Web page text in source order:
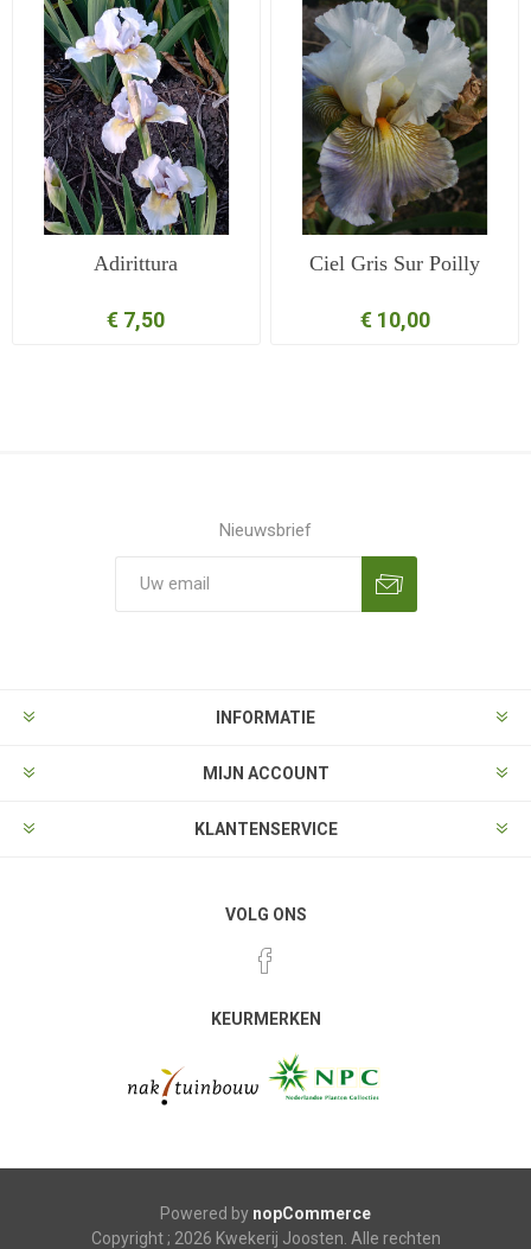
Adirittura
€ 7,50
Ciel Gris Sur Poilly
€ 10,00
Nieuwsbrief
INFORMATIE
MIJN ACCOUNT
KLANTENSERVICE
VOLG ONS
KEURMERKEN
Powered by nopCommerce
Copyright ; 2026 Kwekerij Joosten. Alle rechten